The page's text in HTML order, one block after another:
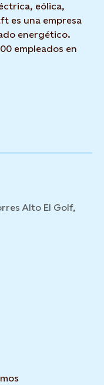
eólica,
es una empresa
energético.
empleados en
Alto El Golf,